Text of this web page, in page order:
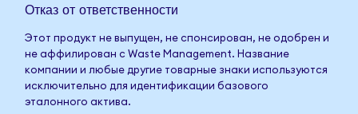
Отказ от ответственности
Этот продукт не выпущен, не спонсирован, не одобрен и
не аффилирован с Waste Management. Название
компании и любые другие товарные знаки используются
исключительно для идентификации базового
эталонного актива.